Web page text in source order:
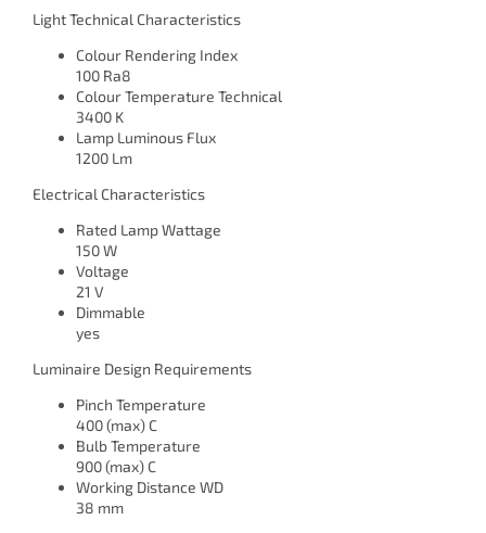
Light Technical Characteristics
Colour Rendering Index
100 Ra8
Colour Temperature Technical
3400 K
Lamp Luminous Flux
1200 Lm
Electrical Characteristics
Rated Lamp Wattage
150 W
Voltage
21 V
Dimmable
yes
Luminaire Design Requirements
Pinch Temperature
400 (max) C
Bulb Temperature
900 (max) C
Working Distance WD
38 mm